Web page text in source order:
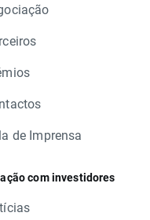
de Imprensa
com investidores